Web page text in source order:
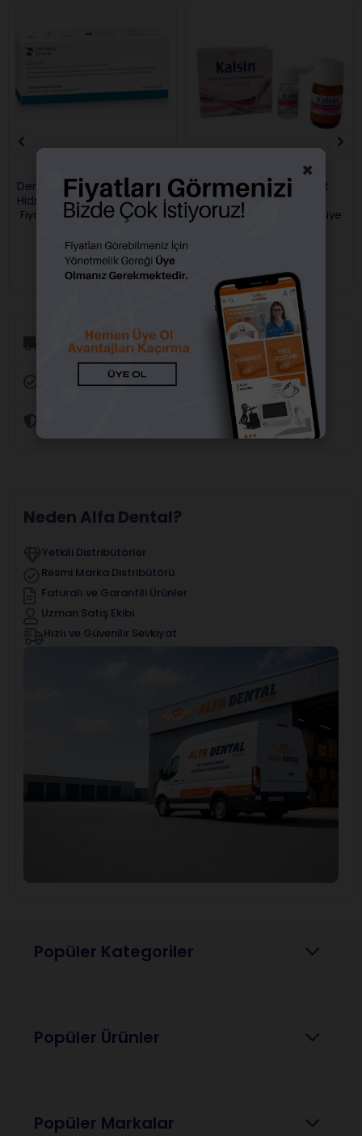
Dentsply Dycal Kalsiyum
Hidroksit Pat
Fiyatları görebilmek için üye
Kalsin Kalsiyum Hidroksit
Fiyatları görebilmek için üye
Aynı Gün Kargo
Orijinal Ürün Garantisi
Neden Alfa Dental?
Yetkili Distribütörler
Resmi Marka Distribütörü
Faturalı ve Garantili Ürünler
Uzman Satış Ekibi
Hızlı ve Güvenilir Sevkiyat
Popüler Kategoriler
Popüler Ürünler
Popüler Markalar
×